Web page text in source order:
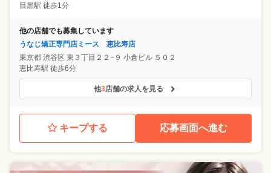
目黒駅 徒歩1分
他の店舗でも募集しています
うなじ矯正専門店ミース 恵比寿店
東京都 渋谷区 東３丁目２２−９ 小倉ビル ５０２
恵比寿駅 徒歩6分
他3店舗の求人を見る
キープする 応募画面へ進む